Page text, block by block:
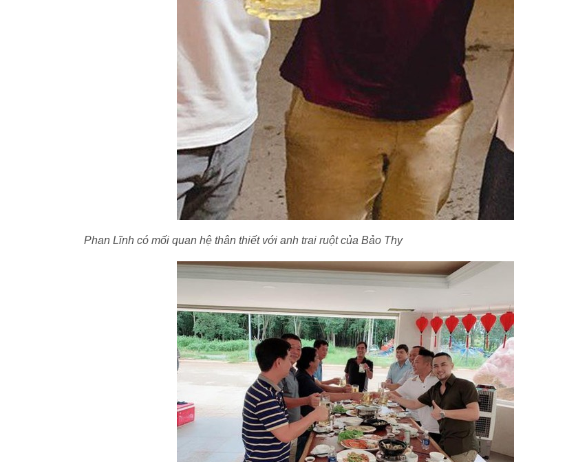
Phan Lĩnh có mối quan hệ thân thiết với anh trai ruột của Bảo Thy